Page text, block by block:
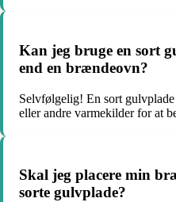
Kan jeg bruge en sort
end en brændeovn?
Selvfølgelig! En sort
eller andre varmekilder for at
Skal jeg placere min
sorte gulvplade?